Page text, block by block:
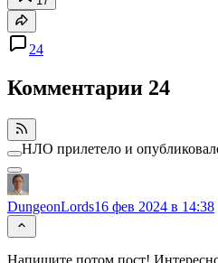
24
Комментарии 24
НЛО прилетело и
DungeonLords16 фев 2024 в 14:38
Напишите потом пост!